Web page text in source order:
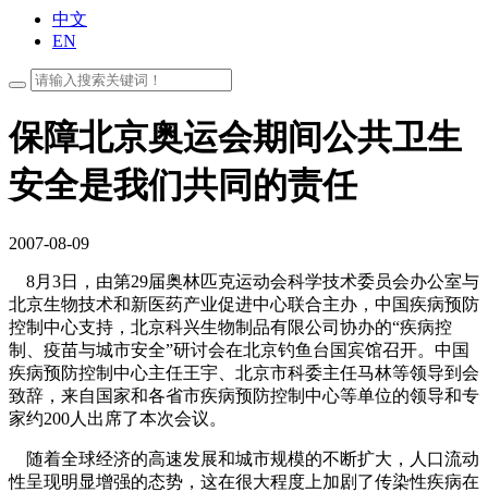
中文
EN
保障北京奥运会期间公共卫生
安全是我们共同的责任
2007-08-09
8月3日，由第29届奥林匹克运动会科学技术委员会办公室与
北京生物技术和新医药产业促进中心联合主办，中国疾病预防
控制中心支持，北京科兴生物制品有限公司协办的“疾病控
制、疫苗与城市安全”研讨会在北京钓鱼台国宾馆召开。中国
疾病预防控制中心主任王宇、北京市科委主任马林等领导到会
致辞，来自国家和各省市疾病预防控制中心等单位的领导和专
家约200人出席了本次会议。
随着全球经济的高速发展和城市规模的不断扩大，人口流动
性呈现明显增强的态势，这在很大程度上加剧了传染性疾病在